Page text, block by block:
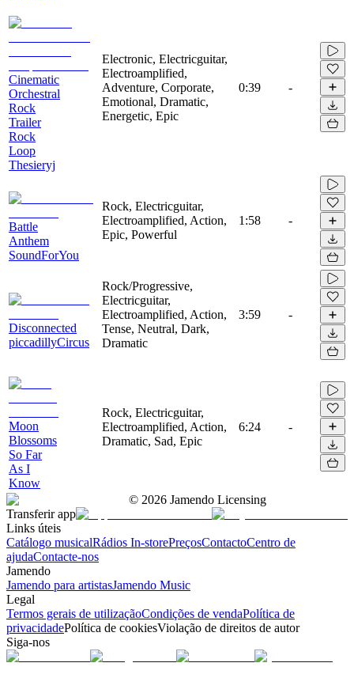
Cinematic
Orchestral
Rock
Trailer
Rock
Loop
Thesieryj
Electronic, Electricguitar,
Electroamplified,
Adventure, Corporate,
Emotional, Dramatic,
Energetic, Epic
0:39 -
Battle
Anthem
SoundForYou
Rock, Electricguitar,
Electroamplified, Action,
Epic, Powerful
1:58 -
Disconnected
piccadillyCircus
Rock/Progressive,
Electricguitar,
Electroamplified, Action,
Tense, Neutral, Dark,
Dramatic
3:59 -
Moon
Blossoms
So Far
As I
Know
Rock, Electricguitar,
Electroamplified, Action,
Dramatic, Sad, Epic
6:24 -
© 2026 Jamendo Licensing
Transferir app
Links úteis
Catálogo musicalRádios In-storePreçosContactoCentro de
ajudaContacte-nos
Jamendo
Jamendo para artistasJamendo Music
Legal
Termos gerais de utilizaçãoCondições de vendaPolítica de
privacidadePolítica de cookiesViolação de direitos de autor
Siga-nos